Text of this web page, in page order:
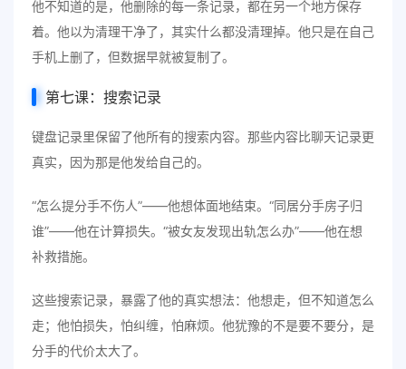
他不知道的是，他删除的每一条记录，都在另一个地方保存
着。他以为清理干净了，其实什么都没清理掉。他只是在自己
手机上删了，但数据早就被复制了。
第七课：搜索记录
键盘记录里保留了他所有的搜索内容。那些内容比聊天记录更
真实，因为那是他发给自己的。
“怎么提分手不伤人”——他想体面地结束。“同居分手房子归
谁”——他在计算损失。“被女友发现出轨怎么办”——他在想
补救措施。
这些搜索记录，暴露了他的真实想法：他想走，但不知道怎么
走；他怕损失，怕纠缠，怕麻烦。他犹豫的不是要不要分，是
分手的代价太大了。